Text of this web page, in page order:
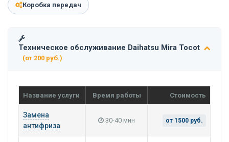
Коробка передач
Техническое обслуживание Daihatsu Mira Tocot
(от 200 руб.)
Название услуги Время работы Стоимость
Замена
антифриза
30-40 мин от 1500 руб.